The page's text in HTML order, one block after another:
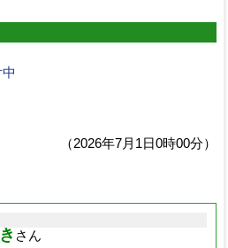
（2026年7月1日0時00分）
さん